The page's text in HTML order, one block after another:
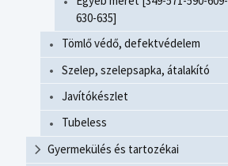
630-635]
Tömlő védő, defektvédelem
Szelep, szelepsapka, átalakító
Javítókészlet
Tubeless
Gyermekülés és tartozékai